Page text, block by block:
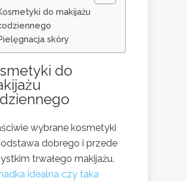
do makijażu
skóry
do
wybrane kosmetyki
dobrego i przede
trwałego makijażu.
idealna czy taka